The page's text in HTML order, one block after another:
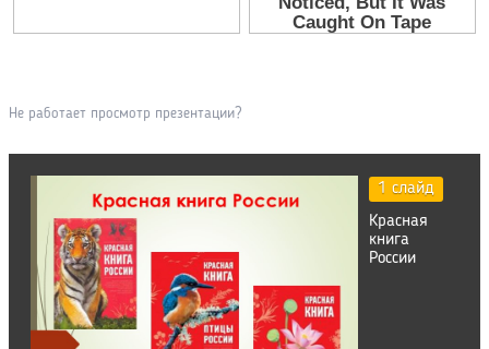
Не работает просмотр презентации?
1 слайд
Красная
книга
России